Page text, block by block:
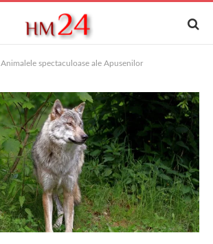
Animalele spectaculoase ale Apusenilor